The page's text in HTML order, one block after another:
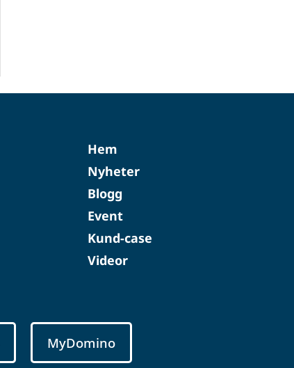
Hem
Nyheter
Blogg
Event
Kund-case
Videor
MyDomino